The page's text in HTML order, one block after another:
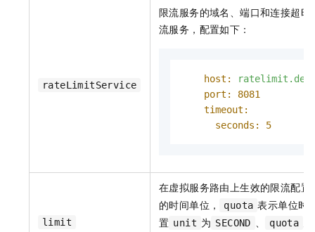
rateLimitService
限流服务的域名、端口和连接超时
流服务，配置如下：
host:
port:
8081
timeout:
seconds:
5
limit
在虚拟服务路由上生效的限流配置
的时间单位，
quota 表示单位时
置 unit 为 SECOND 、 quota